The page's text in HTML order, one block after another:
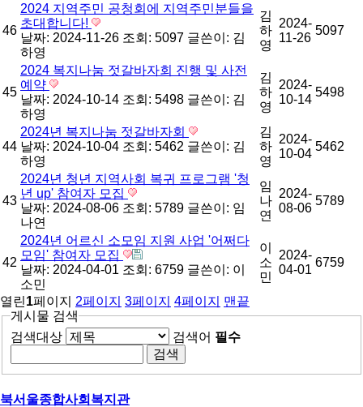
46
2024 지역주민 공청회에 지역주민분들을
초대합니다!
날짜: 2024-11-26 조회: 5097 글쓴이: 김
하영
김
하
영
2024-
11-26
5097
45
2024 복지나눔 젓갈바자회 진행 및 사전
예약
날짜: 2024-10-14 조회: 5498 글쓴이: 김
하영
김
하
영
2024-
10-14
5498
44
2024년 복지나눔 젓갈바자회
날짜: 2024-10-04 조회: 5462 글쓴이: 김
하영
김
하
영
2024-
10-04
5462
43
2024년 청년 지역사회 복귀 프로그램 '청
년 up' 참여자 모집
날짜: 2024-08-06 조회: 5789 글쓴이: 임
나연
임
나
연
2024-
08-06
5789
42
2024년 어르신 소모임 지원 사업 '어쩌다
모임' 참여자 모집
날짜: 2024-04-01 조회: 6759 글쓴이: 이
소민
이
소
민
2024-
04-01
6759
열린1페이지 2페이지 3페이지 4페이지
맨끝
게시물 검색
검색대상
검색어 필수
북서울종합사회복지관